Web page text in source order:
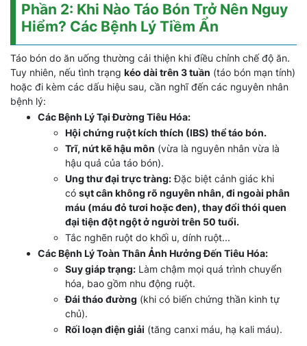
Phần 2: Khi Nào Táo Bón Trở Nên Nguy
Hiểm? Các Bệnh Lý Tiềm Ẩn
Táo bón do ăn uống thường cải thiện khi điều chỉnh chế độ ăn.
Tuy nhiên, nếu tình trạng kéo dài trên 3 tuần (táo bón mạn tính)
hoặc đi kèm các dấu hiệu sau, cần nghĩ đến các nguyên nhân
bệnh lý:
Các Bệnh Lý Tại Đường Tiêu Hóa:
Hội chứng ruột kích thích (IBS) thể táo bón.
Trĩ, nứt kẽ hậu môn (vừa là nguyên nhân vừa là
hậu quả của táo bón).
Ung thư đại trực tràng:Đặc biệt cảnh giác khi
có sụt cân không rõ nguyên nhân, đi ngoài phân
máu (máu đỏ tươi hoặc đen), thay đổi thói quen
đại tiện đột ngột ở người trên 50 tuổi.
Tắc nghẽn ruột do khối u, dính ruột...
Các Bệnh Lý Toàn Thân Ảnh Hưởng Đến Tiêu Hóa:
Suy giáp trạng: Làm chậm mọi quá trình chuyển
hóa, bao gồm nhu động ruột.
Đái tháo đường (khi có biến chứng thần kinh tự
chủ).
Rối loạn điện giải (tăng canxi máu, hạ kali máu).